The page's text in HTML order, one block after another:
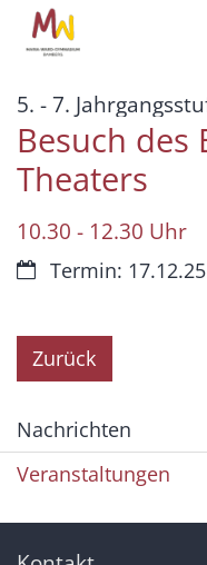
Zum Inhalt springen
5. - 7.
Besuch des
Theaters
10.30 - 12.30 Uhr
Datum:Termin: 17.12.25
Zurück
Nachrichten
Veranstaltungen